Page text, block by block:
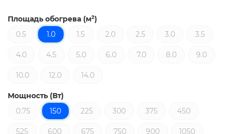
Площадь обогрева (м²)
0.5
1.0 1.5 2.0 2.5 3.0 3.5
4.0 4.5 5.0 6.0 7.0 8.0 9.0
10.0 12.0 14.0
Мощность (Вт)
0.75
150 225 300 375 450
525 600 675 750 900 1050